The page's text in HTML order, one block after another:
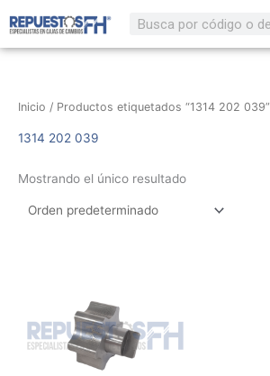
contenido
Buscar
Inicio / Productos etiquetados “1314 202 039”
1314 202 039
Mostrando el único resultado